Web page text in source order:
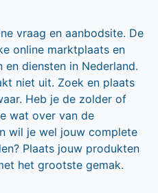
vraag en aanbodsite. De
online marktplaats en
diensten in Nederland.
niet uit. Zoek en plaats
Heb je de zolder of
wat over van de
wil je wel jouw complete
Plaats jouw produkten
het grootste gemak.